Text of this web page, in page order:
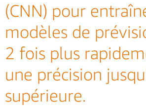
(CNN) pour
modèles de
2 fois plus
une précision
supérieure.